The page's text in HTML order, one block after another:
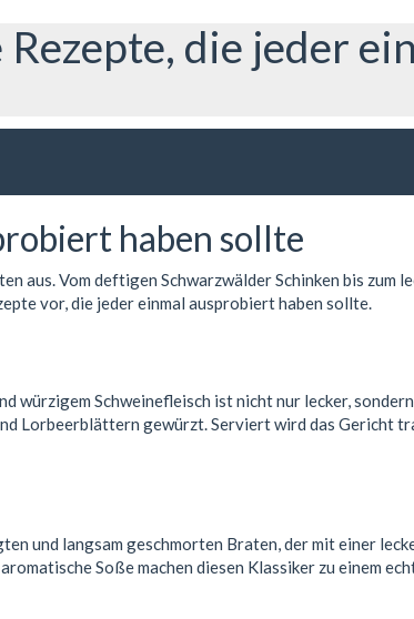
die jeder
haben sollte
Vom deftigen Schwarzwälder Schinken bis zum
vor, die jeder einmal ausprobiert haben sollte.
würzigem Schweinefleisch ist nicht nur lecker,
Lorbeerblättern gewürzt. Serviert wird das
und langsam geschmorten Braten, der mit einer
Soße machen diesen Klassiker zu einem